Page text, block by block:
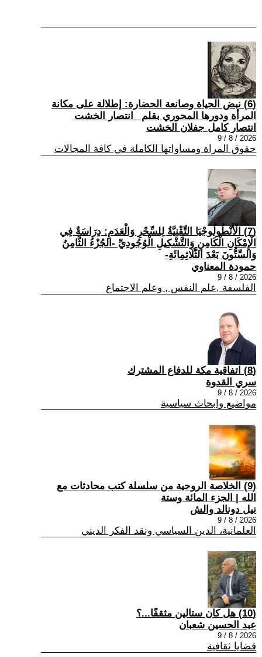
(6) نبض الحياة وصانعة الحضارة: إطلالة على مكانة
المرأة ودورها المحوري بقلم _انتصار الخشت
انتصار كامل جفلان الخشت
2026 / 8 / 9
حقوق المراة ومساواتها الكاملة في كافة المجالات
(7) الْأَنْطُولُوجْيَا التِّقْنِيَّةُ لِلسِّحْرِ وَالْعَدَمِ: دِرَاسَةٌ فِي
الْإِمْكَانِ الْكَامِنِ وَالتَّشْكِيلِ الْوُجُودِيِّ -الجُزْءُ الثَّامِنُ
وَالسِّتُّونَ بَعْدَ الثَّلَاثِمِائَةِ-
حمودة المعناوي
2026 / 8 / 9
الفلسفة ,علم النفس , وعلم الاجتماع
(8) اتفاقية مكة للدفاع المشترك
سري القدوة
2026 / 8 / 9
مواضيع وابحاث سياسية
(9) الخلاصة الروحية من سلسلة كتب محادثات مع
الله | الجزء المائة وستة
نيل دونالد والش
2026 / 8 / 9
العلمانية، الدين السياسي ونقد الفكر الديني
(10) هل كان ستالين مثقفًا...؟
عبد الحسين شعبان
2026 / 8 / 9
قضايا ثقافية